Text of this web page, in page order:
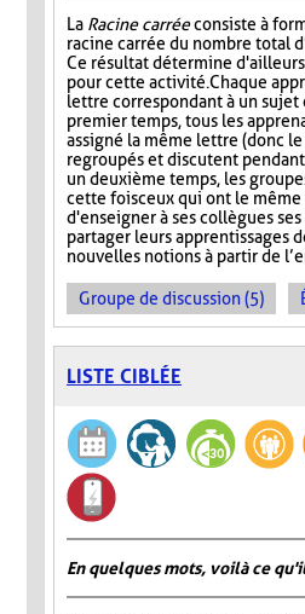
La Racine carréeconsiste à
racine carrée du nombre total
Ce résultat détermine
pour cette activité. Chaque
lettre correspondant à un sujet
premier temps, tous les
assigné la même lettre (donc
regroupés et discutent
un deuxième temps, les
cette fois ceux qui ont le
d'enseigner à ses collègues
partager leurs apprentissages
nouvelles notions à partir de
Groupe de discussion (5)
LISTE CIBLÉE
En quelques mots, voilà ce